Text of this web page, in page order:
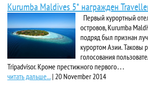
Kurumba Maldives 5* награжден
Первый курортный
островов, Kurumba
подряд был признан
курортом Азии. Таковы
голосования
Tripadvisor. Кроме престижного первого…
читать дальше... | 20 November 2014